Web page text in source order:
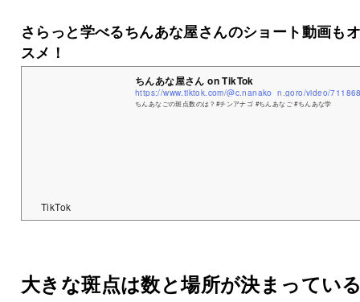
さらっと学べるちんあな屋さんのショート動画も
スメ！
ちんあな屋さん on TikTok
ちんあなごの斑点数のは？#チンアナゴ #ちんあなご #ちんあな学
TikTok
大きな斑点は数と場所が決まってい